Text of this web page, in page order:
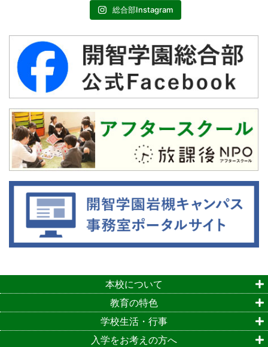
総合部Instagram
本校について
教育の特色
学校生活・行事
入学をお考えの方へ